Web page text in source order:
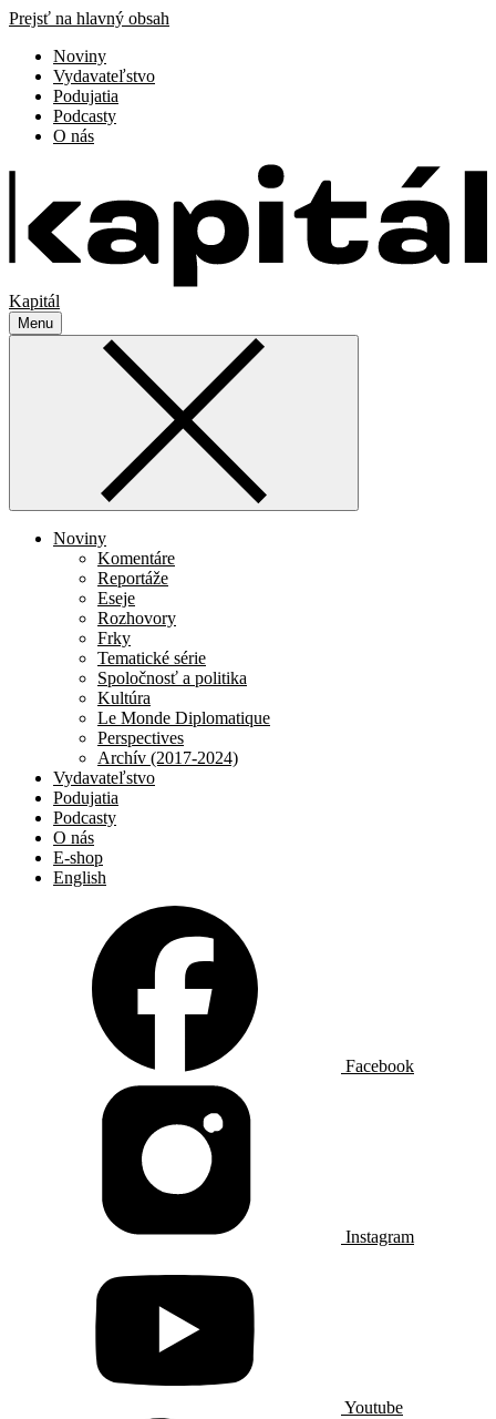
Prejsť na hlavný obsah
Noviny
Vydavateľstvo
Podujatia
Podcasty
O nás
Kapitál
Menu
Noviny
Komentáre
Reportáže
Eseje
Rozhovory
Frky
Tematické série
Spoločnosť a politika
Kultúra
Le Monde Diplomatique
Perspectives
Archív (2017-2024)
Vydavateľstvo
Podujatia
Podcasty
O nás
E-shop
English
Facebook
Instagram
Youtube